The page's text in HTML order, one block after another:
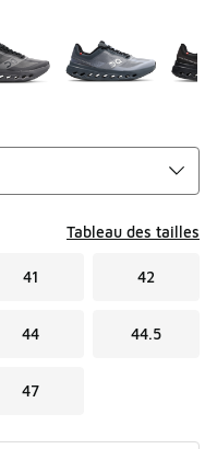
Tableau des tailles
41 42
44 44.5
47